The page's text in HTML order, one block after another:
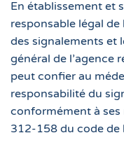
En établissement et
responsable légal
des signalements et
général de l’agence
peut confier au
responsabilité du
conformément à ses
312-158 du code de